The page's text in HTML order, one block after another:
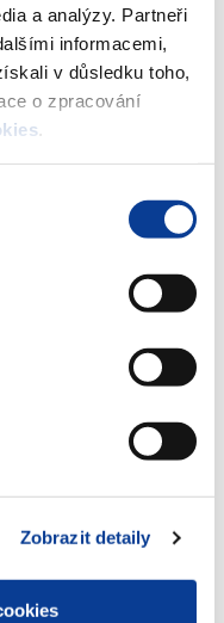
a analýzy. Partneři
informacemi,
v důsledku toho,
o zpracování
.
Zobrazit detaily
o
České
Doporučeno 39 ×